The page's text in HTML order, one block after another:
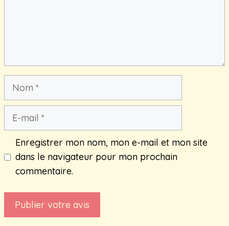
Nom
Enregistrer mon nom, mon e-mail et mon site
dans le navigateur pour mon prochain
commentaire.